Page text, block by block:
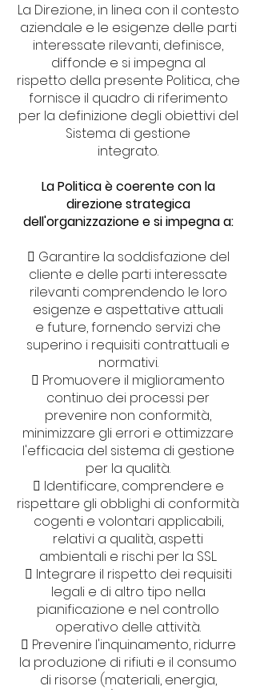
La Direzione, in linea con il contesto
aziendale e le esigenze delle parti
interessate rilevanti, definisce,
diffonde e si impegna al
rispetto della presente Politica, che
fornisce il quadro di riferimento
per la definizione degli obiettivi del
Sistema di gestione
integrato.
La Politica è coerente con la
direzione strategica
dell'organizzazione e si impegna a:
 Garantire la soddisfazione del
cliente e delle parti interessate
rilevanti comprendendo le loro
esigenze e aspettative attuali
e future, fornendo servizi che
superino i requisiti contrattuali e
normativi.
 Promuovere il miglioramento
continuo dei processi per
prevenire non conformità,
minimizzare gli errori e ottimizzare
l'efficacia del sistema di gestione
per la qualità.
 Identificare, comprendere e
rispettare gli obblighi di conformità
cogenti e volontari applicabili,
relativi a qualità, aspetti
ambientali e rischi per la SSL.
 Integrare il rispetto dei requisiti
legali e di altro tipo nella
pianificazione e nel controllo
operativo delle attività.
 Prevenire l'inquinamento, ridurre
la produzione di rifiuti e il consumo
di risorse (materiali, energia,